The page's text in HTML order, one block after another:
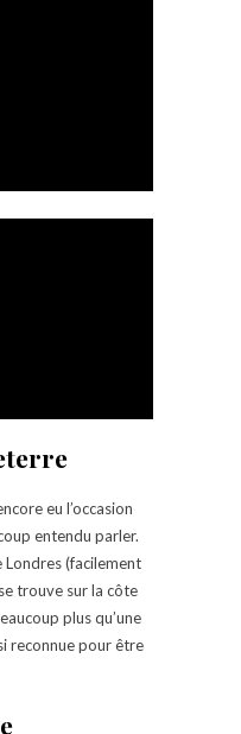
eu l’occasion
entendu parler.
Londres (facilement
trouve sur la côte
plus qu’une
reconnue pour être